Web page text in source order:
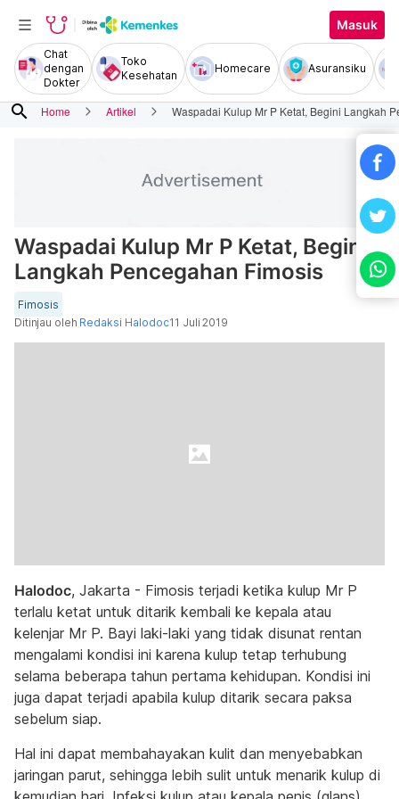
Masuk
Chat
dengan
Dokter
Toko
Kesehatan
Homecare Asuransiku
search Home Artikel Waspadai Kulup Mr P Ketat, Begini Langkah
Waspadai Kulup Mr P Ketat, Begini
Langkah Pencegahan Fimosis
Fimosis
Ditinjau oleh Redaksi Halodoc11 Juli 2019
Halodoc, Jakarta - Fimosis terjadi ketika kulup Mr P
terlalu ketat untuk ditarik kembali ke kepala atau
kelenjar Mr P. Bayi laki-laki yang tidak disunat rentan
mengalami kondisi ini karena kulup tetap terhubung
selama beberapa tahun pertama kehidupan. Kondisi ini
juga dapat terjadi apabila kulup ditarik secara paksa
sebelum siap.
Hal ini dapat membahayakan kulit dan menyebabkan
jaringan parut, sehingga lebih sulit untuk menarik kulup di